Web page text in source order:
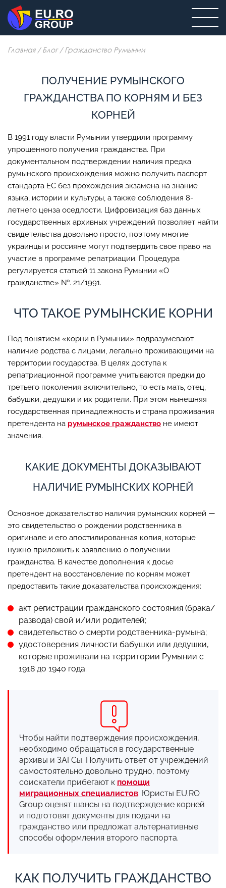
Главная / Блог / Гражданство Румынии
ПОЛУЧЕНИЕ РУМЫНСКОГО
ГРАЖДАНСТВА ПО КОРНЯМ И БЕЗ
КОРНЕЙ
В 1991 году власти Румынии утвердили программу
упрощенного получения гражданства. При
документальном подтверждении наличия предка
румынского происхождения можно получить паспорт
стандарта ЕС без прохождения экзамена на знание
языка, истории и культуры, а также соблюдения 8-
летнего ценза оседлости. Цифровизация баз данных
государственных архивных учреждений позволяет найти
свидетельства довольно просто, поэтому многие
украинцы и россияне могут подтвердить свое право на
участие в программе репатриации. Процедура
регулируется статьей 11 закона Румынии «О
гражданстве» №. 21/1991.
ЧТО ТАКОЕ РУМЫНСКИЕ КОРНИ
Под понятием «корни в Румынии» подразумевают
наличие родства с лицами, легально проживающими на
территории государства. В целях доступа к
репатриационной программе учитываются предки до
третьего поколения включительно, то есть мать, отец,
бабушки, дедушки и их родители. При этом нынешняя
государственная принадлежность и страна проживания
претендента на румынское гражданство не имеют
значения.
КАКИЕ ДОКУМЕНТЫ ДОКАЗЫВАЮТ
НАЛИЧИЕ РУМЫНСКИХ КОРНЕЙ
Основное доказательство наличия румынских корней —
это свидетельство о рождении родственника в
оригинале и его апостилированная копия, которые
нужно приложить к заявлению о получении
гражданства. В качестве дополнения к досье
претендент на восстановление по корням может
предоставить такие доказательства происхождения:
акт регистрации гражданского состояния (брака/
развода) свой и/или родителей;
свидетельство о смерти родственника-румына;
удостоверения личности бабушки или дедушки,
которые проживали на территории Румынии с
1918 до 1940 года.
Чтобы найти подтверждения происхождения,
необходимо обращаться в государственные
архивы и ЗАГСы. Получить ответ от учреждений
самостоятельно довольно трудно, поэтому
соискатели прибегают к помощи
миграционных специалистов. Юристы EU.RO
Group оценят шансы на подтверждение корней
и подготовят документы для подачи на
гражданство или предложат альтернативные
способы оформления второго паспорта.
КАК ПОЛУЧИТЬ ГРАЖДАНСТВО